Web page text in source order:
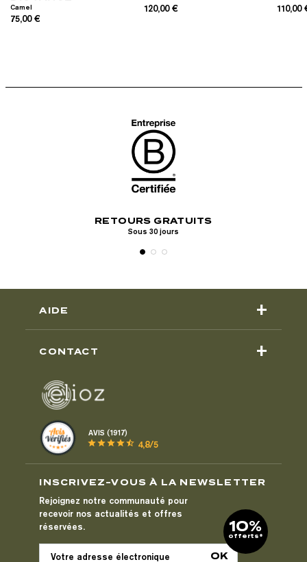
Camel
75,00 €
120,00 € 110,00
RETOURS GRATUITS
Sous 30 jours
AIDE +
CONTACT +
AVIS (1917)
starstarstarstarstar_half 4,8/5
INSCRIVEZ-VOUS À LA NEWSLETTER
Rejoignez notre communauté pour
recevoir nos actualités et offres
réservées.
10%
offerts*